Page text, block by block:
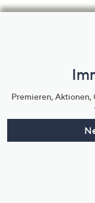
Premieren,